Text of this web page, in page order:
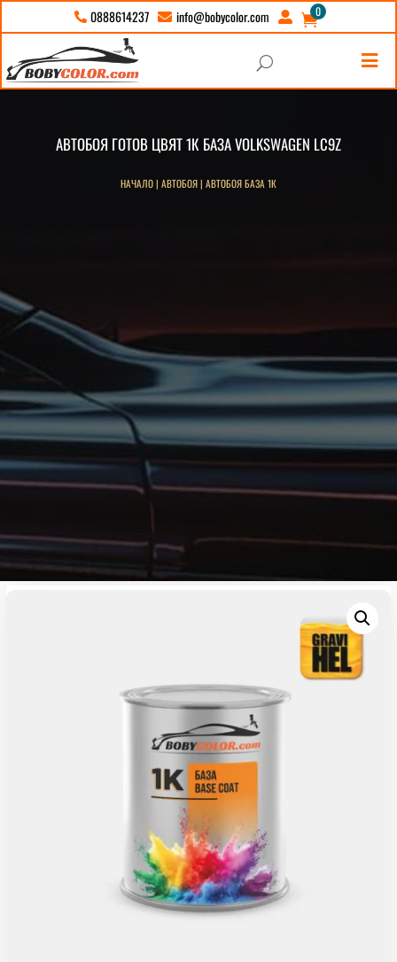
 0888614237  info@bobycolor.com  
0

U
АВТОБОЯ ГОТОВ ЦВЯТ 1К БАЗА VOLKSWAGEN LC9Z
НАЧАЛО| АВТОБОЯ| АВТОБОЯ БАЗА 1К